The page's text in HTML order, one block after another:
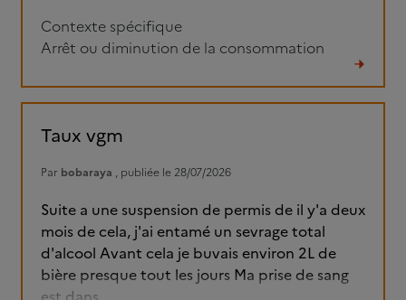
Contexte spécifique
Arrêt ou diminution de la consommation
le
Taux vgm
Par bobaraya , publiée le 28/07/2026
Suite a une suspension de permis de il y'a deux
mois de cela, j'ai entamé un sevrage total
d'alcool Avant cela je buvais environ 2L de
bière presque tout les jours Ma prise de sang